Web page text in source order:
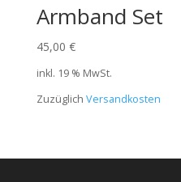
Armband Set
45,00 €
inkl. 19 % MwSt.
Zuzüglich Versandkosten